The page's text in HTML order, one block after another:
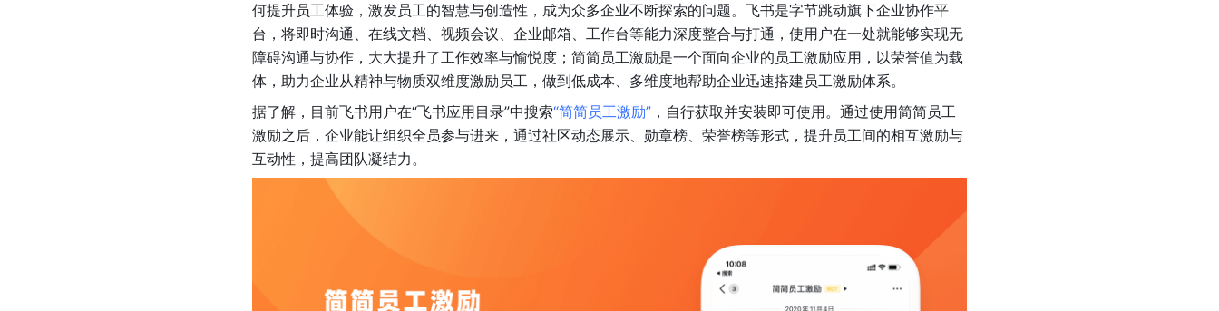
何提升员工体验，激发员工的智慧与创造性，成为众多企业不断探索的问题。飞书是字节跳动旗下企业协作平
台，将即时沟通、在线文档、视频会议、企业邮箱、工作台等能力深度整合与打通，使用户在一处就能够实现无
障碍沟通与协作，大大提升了工作效率与愉悦度；简简员工激励是一个面向企业的员工激励应用，以荣誉值为载
体，助力企业从精神与物质双维度激励员工，做到低成本、多维度地帮助企业迅速搭建员工激励体系。
据了解，目前飞书用户在“飞书应用目录”中搜索“简简员工激励” ，自行获取并安装即可使用。通过使用简简员工
激励之后，企业能让组织全员参与进来，通过社区动态展示、勋章榜、荣誉榜等形式，提升员工间的相互激励与
互动性，提高团队凝结力。